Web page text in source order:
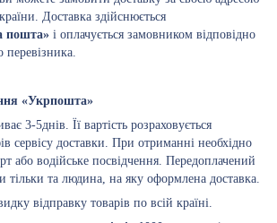
Доставка здійснюється
пошта» і оплачується замовником відповідно
перевізника.
«Укрпошта»
3-5днів. Її вартість розраховується
сервісу доставки. При отриманні необхідно
або водійське посвідчення. Передоплачений
тільки та людина, на яку оформлена доставка.
відправку товарів по всій країні.